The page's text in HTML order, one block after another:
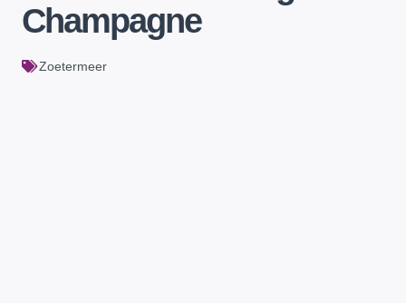
Champagne
Zoetermeer